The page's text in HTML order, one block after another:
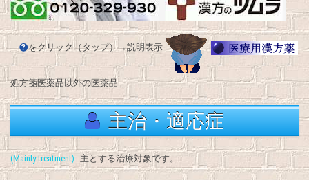
をクリック（タップ）→説明表示
処方箋医薬品以外の医薬品
主治・適応症
(Mainly treatment)…主とする治療対象です。